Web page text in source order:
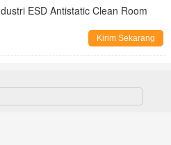
ESD Antistatic Clean Room
Kirim Sekarang